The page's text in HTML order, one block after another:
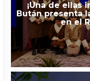
¡Una de ellas
Bután presenta
en el